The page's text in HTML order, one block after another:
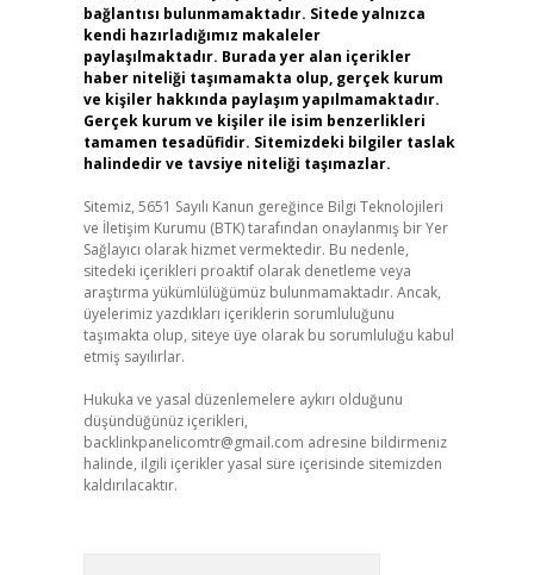
bağlantısı bulunmamaktadır. Sitede yalnızca
kendi hazırladığımız makaleler
paylaşılmaktadır. Burada yer alan içerikler
haber niteliği taşımamakta olup, gerçek kurum
ve kişiler hakkında paylaşım yapılmamaktadır.
Gerçek kurum ve kişiler ile isim benzerlikleri
tamamen tesadüfidir. Sitemizdeki bilgiler taslak
halindedir ve tavsiye niteliği taşımazlar.
Sitemiz, 5651 Sayılı Kanun gereğince Bilgi Teknolojileri
ve İletişim Kurumu (BTK) tarafından onaylanmış bir Yer
Sağlayıcı olarak hizmet vermektedir. Bu nedenle,
sitedeki içerikleri proaktif olarak denetleme veya
araştırma yükümlülüğümüz bulunmamaktadır. Ancak,
üyelerimiz yazdıkları içeriklerin sorumluluğunu
taşımakta olup, siteye üye olarak bu sorumluluğu kabul
etmiş sayılırlar.
Hukuka ve yasal düzenlemelere aykırı olduğunu
düşündüğünüz içerikleri,
backlinkpanelicomtr@gmail.com adresine bildirmeniz
halinde, ilgili içerikler yasal süre içerisinde sitemizden
kaldırılacaktır.